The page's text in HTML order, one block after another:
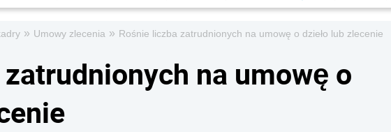
» Umowy zlecenia » Rośnie liczba zatrudnionych na umowę o dzieło lub zlecenie
na umowę o